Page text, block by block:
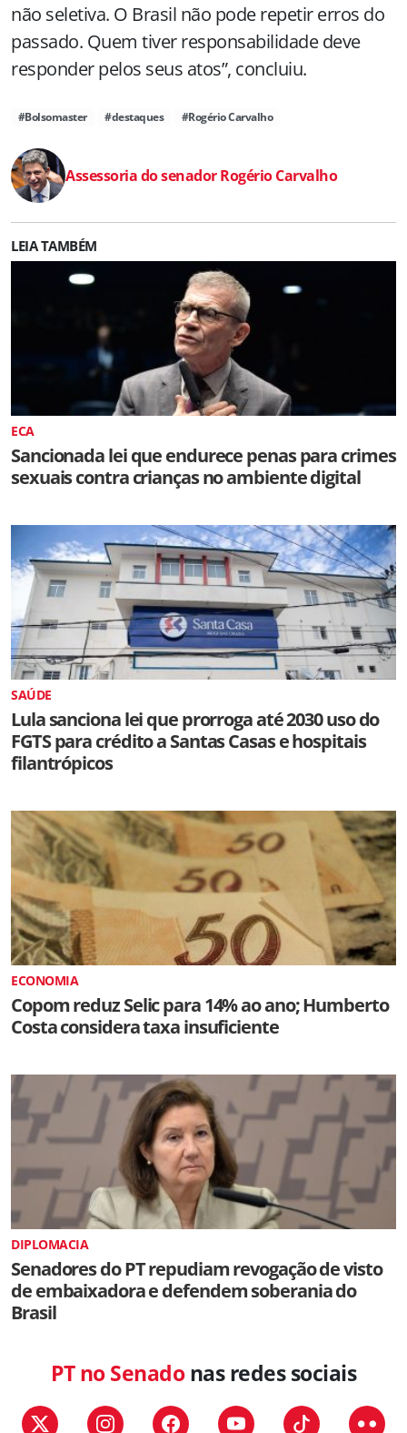
não seletiva. O Brasil não pode repetir erros do
passado. Quem tiver responsabilidade deve
responder pelos seus atos”, concluiu.
#Bolsomaster #destaques #Rogério Carvalho
Assessoria do senador Rogério Carvalho
LEIA TAMBÉM
ECA
Sancionada lei que endurece penas para crimes
sexuais contra crianças no ambiente digital
SAÚDE
Lula sanciona lei que prorroga até 2030 uso do
FGTS para crédito a Santas Casas e hospitais
filantrópicos
ECONOMIA
Copom reduz Selic para 14% ao ano; Humberto
Costa considera taxa insuficiente
DIPLOMACIA
Senadores do PT repudiam revogação de visto
de embaixadora e defendem soberania do
Brasil
PT no Senadonas redes sociais